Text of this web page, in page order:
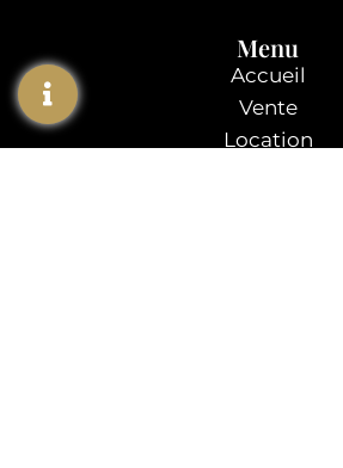
Menu
Accueil
Vente
Location